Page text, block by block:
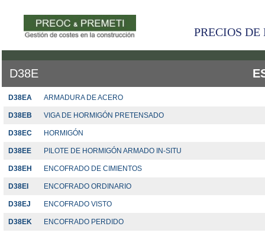
PRECIOS
D38E
D38EA ARMADURA DE ACERO
D38EB VIGA DE HORMIGÓN PRETENSADO
D38EC HORMIGÓN
D38EE PILOTE DE HORMIGÓN ARMADO IN-SITU
D38EH ENCOFRADO DE CIMIENTOS
D38EI ENCOFRADO ORDINARIO
D38EJ ENCOFRADO VISTO
D38EK ENCOFRADO PERDIDO